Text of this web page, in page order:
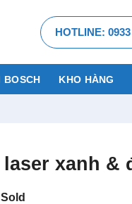
HOTLINE:
BOSCH KHO HÀNG
xanh &
Sold